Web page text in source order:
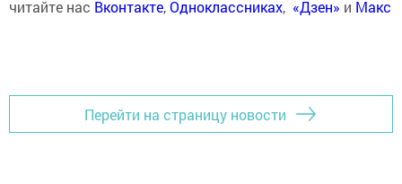
читайте нас Вконтакте,Одноклассниках, «Дзен» и Макс
Перейти на страницу новости